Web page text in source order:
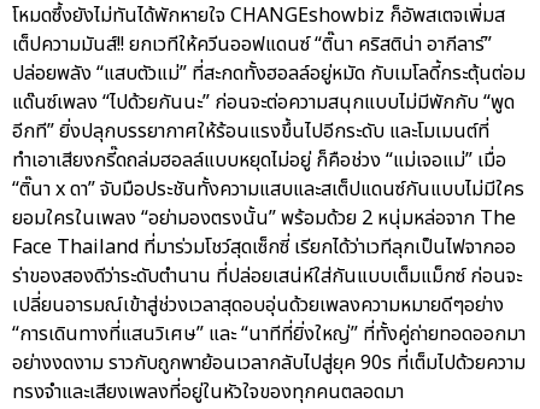
โหมดซึ้งยังไม่ทันได้พักหายใจ CHANGEshowbiz ก็อัพสเตจเพิ่มส
เต็ปความมันส์!! ยกเวทีให้ควีนออฟแดนซ์ “ติ๊นา คริสติน่า อากีลาร์”
ปล่อยพลัง “แสบตัวแม่” ที่สะกดทั้งฮอลล์อยู่หมัด กับเมโลดี้กระตุ้นต่อม
แด๊นซ์เพลง “ไปด้วยกันนะ” ก่อนจะต่อความสนุกแบบไม่มีพักกับ “พูด
อีกที” ยิ่งปลุกบรรยากาศให้ร้อนแรงขึ้นไปอีกระดับ และโมเมนต์ที่
ทำเอาเสียงกรี๊ดถล่มฮอลล์แบบหยุดไม่อยู่ ก็คือช่วง “แม่เจอแม่” เมื่อ
“ติ๊นา x ดา” จับมือประชันทั้งความแสบและสเต็ปแดนซ์กันแบบไม่มีใคร
ยอมใครในเพลง “อย่ามองตรงนั้น” พร้อมด้วย 2 หนุ่มหล่อจาก The
Face Thailand ที่มาร่วมโชว์สุดเซ็กซี่ เรียกได้ว่าเวทีลุกเป็นไฟจากออ
ร่าของสองดีว่าระดับตำนาน ที่ปล่อยเสน่ห์ใส่กันแบบเต็มแม็กซ์ ก่อนจะ
เปลี่ยนอารมณ์เข้าสู่ช่วงเวลาสุดอบอุ่นด้วยเพลงความหมายดีๆอย่าง
“การเดินทางที่แสนวิเศษ” และ “นาทีที่ยิ่งใหญ่” ที่ทั้งคู่ถ่ายทอดออกมา
อย่างงดงาม ราวกับถูกพาย้อนเวลากลับไปสู่ยุค 90s ที่เต็มไปด้วยความ
ทรงจำและเสียงเพลงที่อยู่ในหัวใจของทุกคนตลอดมา